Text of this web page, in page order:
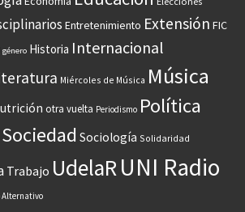
Entretenimiento Extensión FIC
género Historia Internacional
Miércoles de Música Música
otra vuelta Periodismo Política
Sociedad Sociología Solidaridad
Trabajo UdelaRUNI Radio
Alternativo